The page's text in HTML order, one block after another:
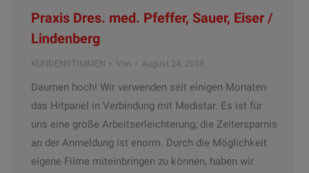
Praxis Dres. med. Pfeffer, Sauer, Eiser /
Lindenberg
KUNDENSTIMMEN Von August 24, 2018
Daumen hoch! Wir verwenden seit einigen Monaten
das Hitpanel in Verbindung mit Medistar. Es ist für
uns eine große Arbeitserleichterung; die Zeitersparnis
an der Anmeldung ist enorm. Durch die Möglichkeit
eigene Filme miteinbringen zu können, haben wir